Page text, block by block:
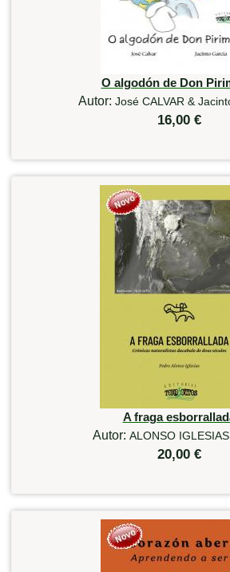
O algodón de Don
Autor: José CALVAR &
16,00 €
A fraga
Autor: ALONSO
20,00 €